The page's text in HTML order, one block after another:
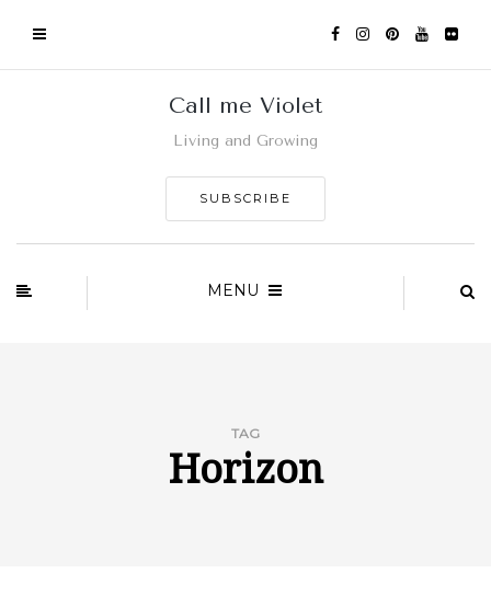
Call me Violet
Living and Growing
SUBSCRIBE
MENU
TAG
Horizon